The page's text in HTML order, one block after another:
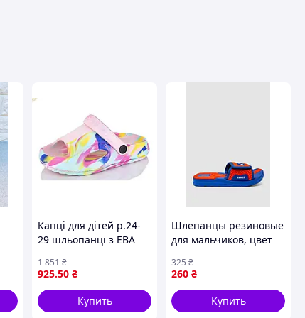
Капці для дітей р.24-
29 шльопанці з ЕВА
прогулянок легкі
ортопедичні з
амортизацією
925.50 ₴
1 851₴
Купить
Шлепанцы резиновые
для мальчиков, цвет
243R9001C-16
260 ₴
325₴
Купить